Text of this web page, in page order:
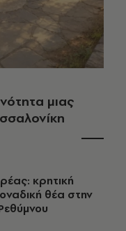
μιας
κρητική
θέα στην